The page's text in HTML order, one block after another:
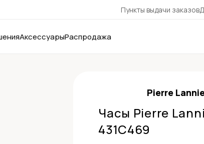
Пункты выдачи заказов
АксессуарыРаспродажа
Pierre
Часы Pierre
431C469